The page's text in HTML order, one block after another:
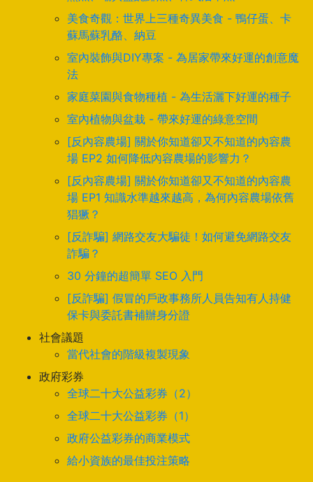
美食奇觀：世界上三種奇異美食 - 鴨仔蛋、卡
蘇馬蘇乳酪、納豆
室內裝飾與DIY專案 - 為居家帶來好運的創意魔
法
家庭菜園與食物種植 - 為生活灑下好運的種子
室內植物與盆栽 - 帶來好運的綠意空間
[反內容農場] 關於你知道卻又不知道的內容農
場 EP2 如何降低內容農場的影響力？
[反內容農場] 關於你知道卻又不知道的內容農
場 EP1 知識水準越來越高，為何內容農場依舊
猖獗？
[反詐騙] 網路交友大騙徒！如何避免網路交友
詐騙？
30 分鐘的超簡單 SEO 入門
[反詐騙] 假冒的戶政事務所人員告知有人持健
保卡與委託書補辦身分證
社會議題
當代社會的階級複製現象
政府彩券
全球二十大公益彩券（2）
全球二十大公益彩券（1）
政府公益彩券的商業模式
給小資族的最佳投注策略